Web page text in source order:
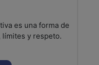
es una forma de
límites y respeto.